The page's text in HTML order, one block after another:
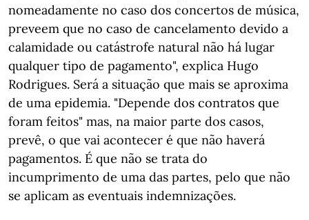
nomeadamente no caso dos concertos de música,
preveem que no caso de cancelamento devido a
calamidade ou catástrofe natural não há lugar
qualquer tipo de pagamento", explica Hugo
Rodrigues. Será a situação que mais se aproxima
de uma epidemia. "Depende dos contratos que
foram feitos" mas, na maior parte dos casos,
prevê, o que vai acontecer é que não haverá
pagamentos. É que não se trata do
incumprimento de uma das partes, pelo que não
se aplicam as eventuais indemnizações.